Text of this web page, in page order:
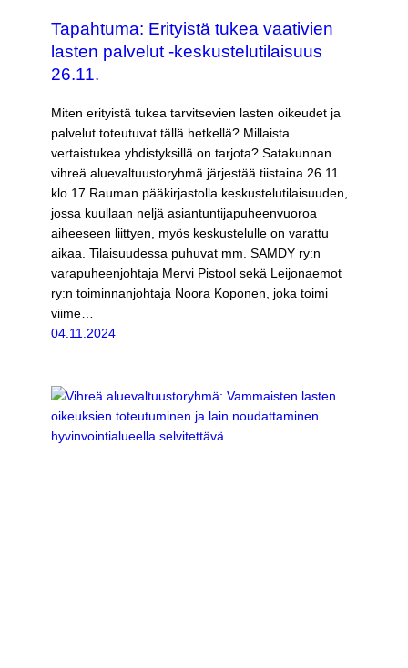
Tapahtuma: Erityistä tukea vaativien
lasten palvelut -keskustelutilaisuus
26.11.
Miten erityistä tukea tarvitsevien lasten oikeudet ja
palvelut toteutuvat tällä hetkellä? Millaista
vertaistukea yhdistyksillä on tarjota? Satakunnan
vihreä aluevaltuustoryhmä järjestää tiistaina 26.11.
klo 17 Rauman pääkirjastolla keskustelutilaisuuden,
jossa kuullaan neljä asiantuntijapuheenvuoroa
aiheeseen liittyen, myös keskustelulle on varattu
aikaa. Tilaisuudessa puhuvat mm. SAMDY ry:n
varapuheenjohtaja Mervi Pistool sekä Leijonaemot
ry:n toiminnanjohtaja Noora Koponen, joka toimi
viime…
04.11.2024